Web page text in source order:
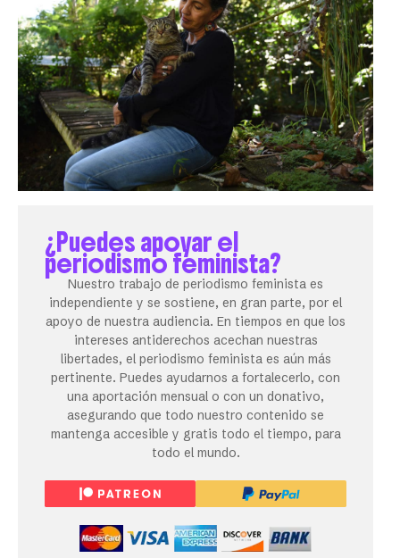
¿Puedes apoyar el
periodismo feminista?
Nuestro trabajo de periodismo feminista es
independiente y se sostiene, en gran parte, por el
apoyo de nuestra audiencia. En tiempos en que los
intereses antiderechos acechan nuestras
libertades, el periodismo feminista es aún más
pertinente. Puedes ayudarnos a fortalecerlo, con
una aportación mensual o con un donativo,
asegurando que todo nuestro contenido se
mantenga accesible y gratis todo el tiempo, para
todo el mundo.